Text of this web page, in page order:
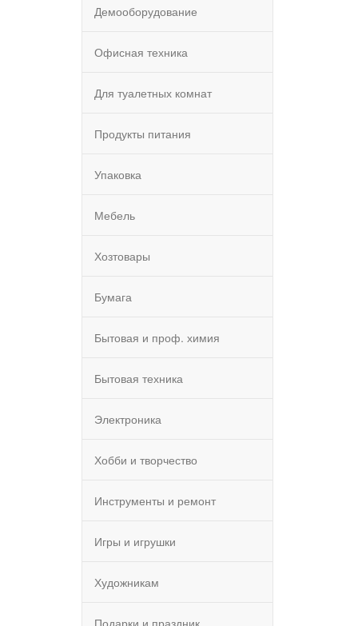
Демооборудование
Офисная техника
Для туалетных комнат
Продукты питания
Упаковка
Мебель
Хозтовары
Бумага
Бытовая и проф. химия
Бытовая техника
Электроника
Хобби и творчество
Инструменты и ремонт
Игры и игрушки
Художникам
Подарки и праздник